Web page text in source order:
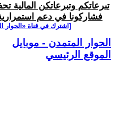
تبرعاتكم وتبرعاتكن المالية
فشاركونا في دعم
[اشترك في قناة ‫«الحوار
الحوار المتمدن - موبايل
الموقع الرئيسي